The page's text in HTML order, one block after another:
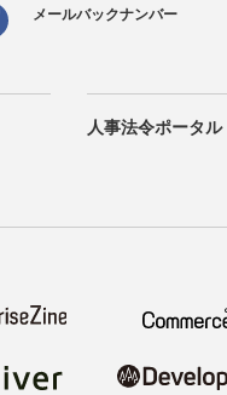
メールバックナンバー
人事法令ポータル